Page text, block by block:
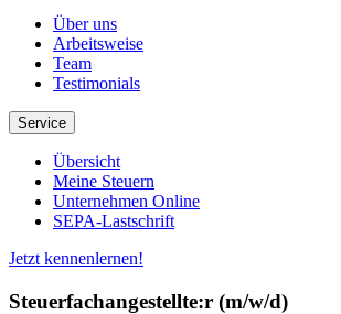
Über uns
Arbeitsweise
Team
Testimonials
Service
Übersicht
Meine Steuern
Unternehmen Online
SEPA-Lastschrift
Jetzt kennenlernen!
Steuerfachangestellte:r (m/w/d)